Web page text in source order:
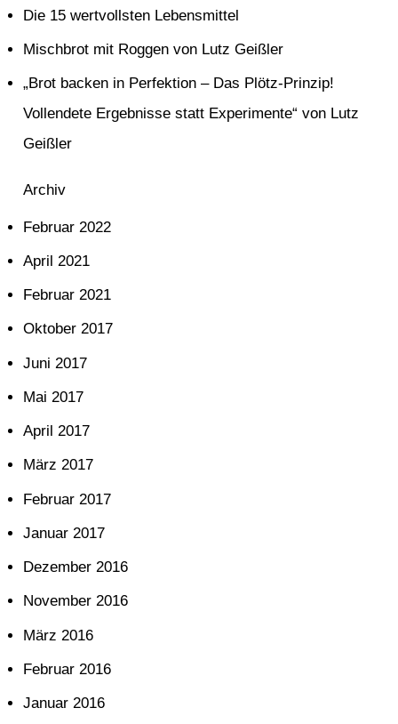
n
n
Die 15 wertvollsten Lebensmittel
Mischbrot mit Roggen von Lutz Geißler
„Brot backen in Perfektion – Das Plötz-Prinzip!
Vollendete Ergebnisse statt Experimente“ von Lutz
Geißler
Archiv
Februar 2022
April 2021
Februar 2021
Oktober 2017
Juni 2017
Mai 2017
April 2017
März 2017
Februar 2017
Januar 2017
Dezember 2016
November 2016
März 2016
Februar 2016
Januar 2016